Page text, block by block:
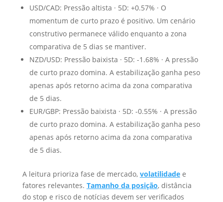
USD/CAD: Pressão altista · 5D: +0.57% · O
momentum de curto prazo é positivo. Um cenário
construtivo permanece válido enquanto a zona
comparativa de 5 dias se mantiver.
NZD/USD: Pressão baixista · 5D: -1.68% · A pressão
de curto prazo domina. A estabilização ganha peso
apenas após retorno acima da zona comparativa
de 5 dias.
EUR/GBP: Pressão baixista · 5D: -0.55% · A pressão
de curto prazo domina. A estabilização ganha peso
apenas após retorno acima da zona comparativa
de 5 dias.
A leitura prioriza fase de mercado, volatilidadee
fatores relevantes. Tamanho da posição, distância
do stop e risco de notícias devem ser verificados